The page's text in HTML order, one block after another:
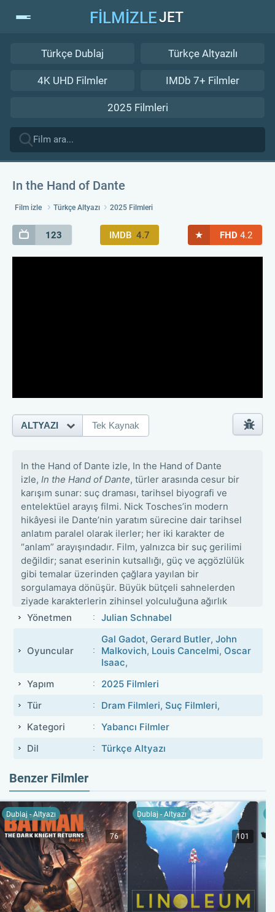
FİLMİZLEJET
Türkçe Dublaj Türkçe Altyazılı
4K UHD Filmler IMDb 7+ Filmler
2025 Filmleri
In the Hand of Dante
Film izle Türkçe Altyazı 2025 Filmleri
123 IMDB 4.7 ★ FHD 4.2
In the Hand of Dante izle, In the Hand of Dante
izle, In the Hand of Dante, türler arasında cesur bir
karışım sunar: suç draması, tarihsel biyografi ve
entelektüel arayış filmi. Nick Tosches’in modern
hikâyesi ile Dante’nin yaratım sürecine dair tarihsel
anlatım paralel olarak ilerler; her iki karakter de
“anlam” arayışındadır. Film, yalnızca bir suç gerilimi
değildir; sanat eserinin kutsallığı, güç ve açgözlülük
gibi temalar üzerinden çağlara yayılan bir
sorgulamaya dönüşür. Büyük bütçeli sahnelerden
ziyade karakterlerin zihinsel yolculuğuna ağırlık
veren yapım, festival ortamında dikkat çekmiş olsa
Yönetmen Julian Schnabel
Oyuncular
Gal Gadot, Gerard Butler, John
Malkovich, Louis Cancelmi, Oscar
Isaac,
Yapım
2025 Filmleri
Tür
Dram Filmleri, Suç Filmleri,
Kategori
Yabancı Filmler
Dil
Türkçe Altyazı
ALTYAZI Tek Kaynak
Benzer Filmler
Dublaj - Altyazı
76
Dublaj - Altyazı
101